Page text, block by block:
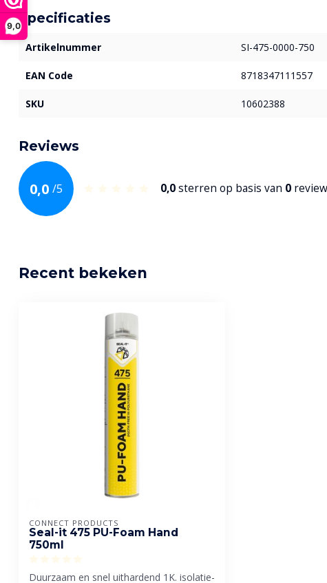
9,0Specificaties
Artikelnummer SI-475-0000-750
EAN Code 8718347111557
SKU 10602388
Reviews
0,0 /5 0,0sterren op basis van 0
Recent bekeken
CONNECT PRODUCTS
Seal-it 475 PU-Foam Hand
750ml
Duurzaam en snel uithardend 1K. isolatie-